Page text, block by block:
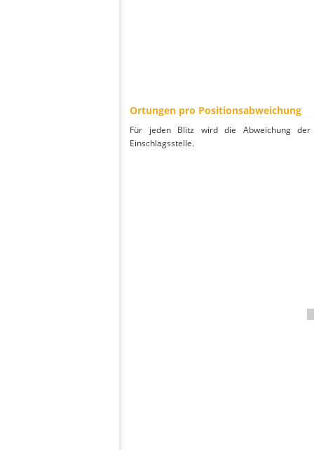
Ortungen pro Positionsabweichung
Für jeden Blitz wird die Abweichung
Einschlagsstelle.